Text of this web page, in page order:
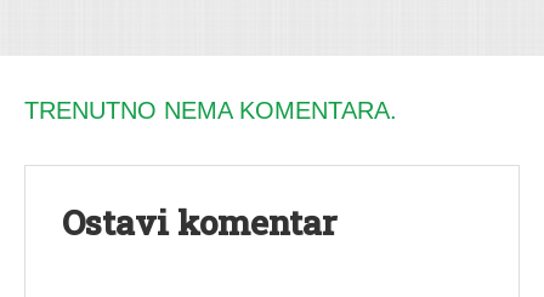
TRENUTNO NEMA KOMENTARA.
Ostavi komentar